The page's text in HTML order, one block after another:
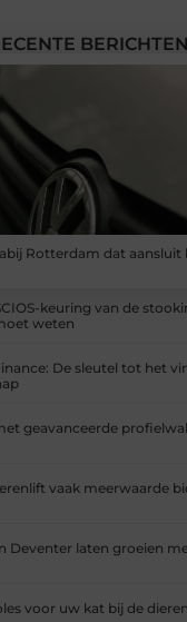
BERICHTEN
Rotterdam dat aansluit
keuring van de
weten
De sleutel tot het
geavanceerde
vaak meerwaarde
Deventer laten groeien
voor uw kat bij de